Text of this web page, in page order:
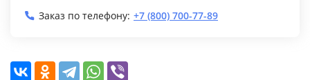
Заказ по телефону: +7 (800) 700-77-89